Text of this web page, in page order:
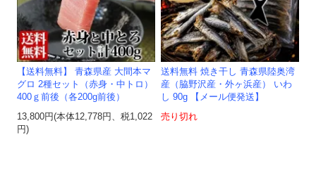
【送料無料】 青森県産 大間本マ
グロ 2種セット（赤身・中トロ）
400ｇ前後（各200g前後）
13,800円(本体12,778円、税1,022
円)
送料無料 焼き干し 青森県陸奥湾
産（脇野沢産・外ヶ浜産） いわ
し 90g 【メール便発送】
売り切れ